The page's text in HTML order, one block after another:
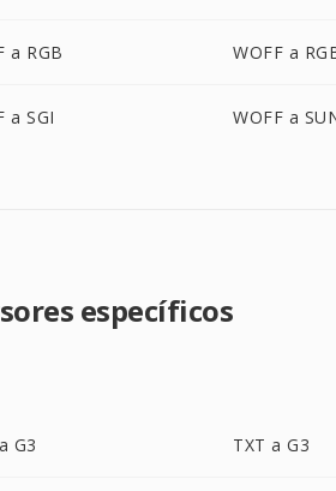
a RGB WOFF a
a SGI WOFF a
específicos
G3 TXT a G3